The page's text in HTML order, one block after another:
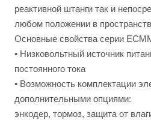
реактивной штанги так и
любом положении в
Основные свойства серии
• Низковольтный источник
постоянного тока
• Возможность комплектации
дополнительными опциями:
энкодер, тормоз, защита от